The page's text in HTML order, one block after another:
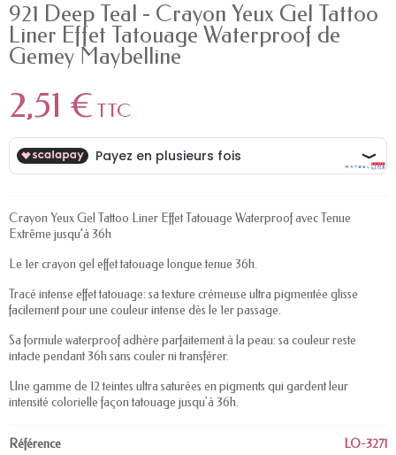
921 Deep Teal - Crayon Yeux Gel Tattoo
Liner Effet Tatouage Waterproof de
Gemey Maybelline
2,51 € TTC
Crayon Yeux Gel Tattoo Liner Effet Tatouage Waterproof avec Tenue
Extrême jusqu’à 36h
Le 1er crayon gel effet tatouage longue tenue 36h.
Tracé intense effet tatouage: sa texture crémeuse ultra pigmentée glisse
facilement pour une couleur intense dès le 1er passage.
Sa formule waterproof adhère parfaitement à la peau: sa couleur reste
intacte pendant 36h sans couler ni transférer.
Une gamme de 12 teintes ultra saturées en pigments qui gardent leur
intensité colorielle façon tatouage jusqu'à 36h.
Référence LO-3271